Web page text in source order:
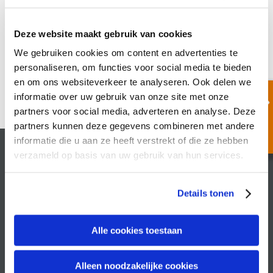
Deze website maakt gebruik van cookies
We gebruiken cookies om content en advertenties te
personaliseren, om functies voor social media te bieden
en om ons websiteverkeer te analyseren. Ook delen we
informatie over uw gebruik van onze site met onze
partners voor social media, adverteren en analyse. Deze
partners kunnen deze gegevens combineren met andere
informatie die u aan ze heeft verstrekt of die ze hebben
verzameld op basis van uw gebruik van hun services.
Details tonen
Alle cookies toestaan
Alleen noodzakelijke cookies
+31 313 410 507
info@recruitin.nl